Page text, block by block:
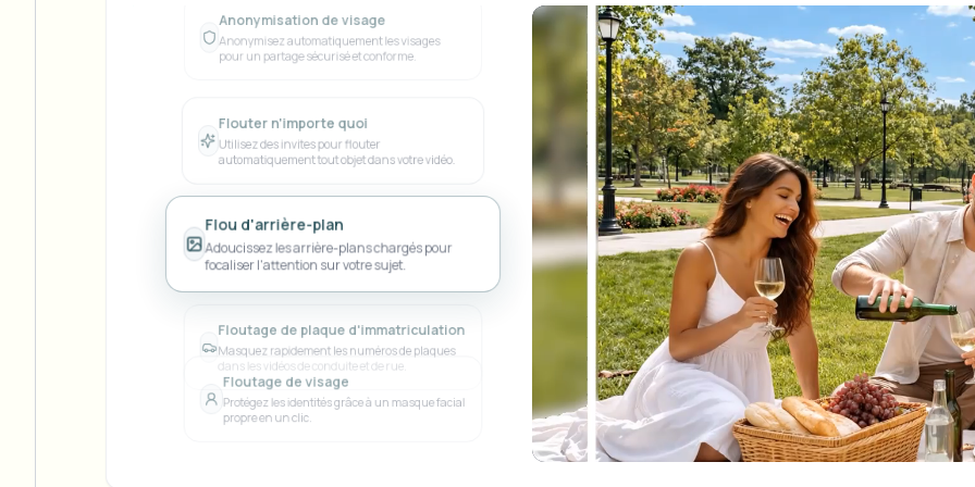
View all features
Browse every blur tool in one place
Ecosystem
Intelligence vidéo BETA
Ask questions and get AI summaries
Vlogger Moto Vlogger Streamer Journalist
Need batch processing?
Queue many videos and blur in one run—for teams.
BATCH READY FOR TEAMS
FOIA, divulgation sécurisée et rédaction Automatiser les
Parlez-nous de volume, de conformité et d'intégrations.
PRÊT POUR LE VOLUME
Formulaire de contact
ÉCOSYSTÈME
Intelligence vidéo
Rechercher et comprendre la vidéo —
Ceptory
Flou d'arrière-plan
Adoucissez les arrière-plans chargés pour
focaliser l'attention sur votre sujet.
Masquez rapidement les numéros de plaques
dans les vidéos de conduite et de rue.
Floutage de visage
Anonymisez automatiquement les visages
pour un partage sécurisé et conforme.
Utilisez des invites pour flouter
automatiquement tout objet dans votre vidéo.